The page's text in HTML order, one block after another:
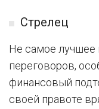
Стрелец
Не самое лучшее
переговоров,
финансовый
своей правоте